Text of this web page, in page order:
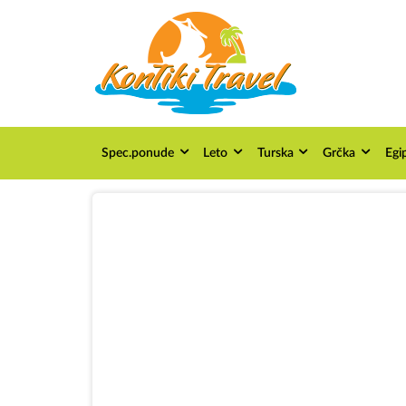
Spec.ponude Leto Turska Grčka